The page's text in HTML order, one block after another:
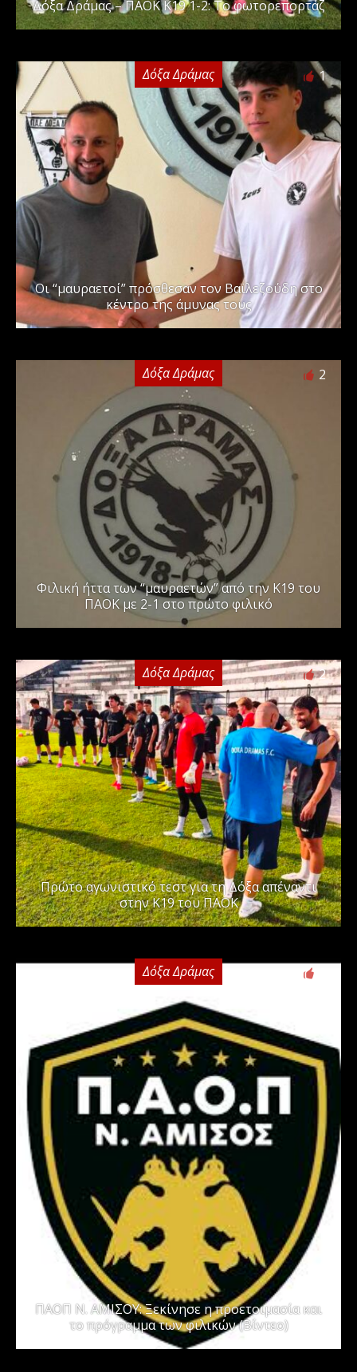
Δόξα Δράμας – ΠΑΟΚ Κ19 1-2: Το φωτορεπορτάζ
Δόξα Δράμας 1
Οι “μαυραετοί” πρόσθεσαν τον Βαϊλεζούδη στο
κέντρο της άμυνας τους
Δόξα Δράμας 2
Φιλική ήττα των “μαυραετών” από την Κ19 του
ΠΑΟΚ με 2-1 στο πρώτο φιλικό
Δόξα Δράμας 2
Πρώτο αγωνιστικό τεστ για τη Δόξα απέναντι
στην Κ19 του ΠΑΟΚ
Δόξα Δράμας
ΠΑΟΠ Ν. ΑΜΙΣΟΥ: Ξεκίνησε η προετοιμασία και
το πρόγραμμα των φιλικών (Βίντεο)